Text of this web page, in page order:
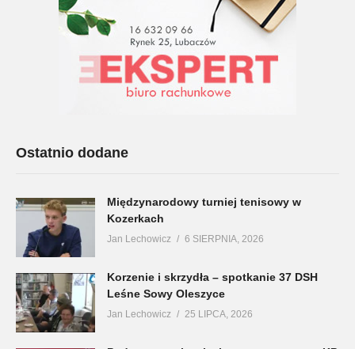
Ostatnio dodane
Międzynarodowy turniej tenisowy w
Kozerkach
Jan Lechowicz 6 SIERPNIA, 2026
Korzenie i skrzydła – spotkanie 37 DSH
Leśne Sowy Oleszyce
Jan Lechowicz 25 LIPCA, 2026